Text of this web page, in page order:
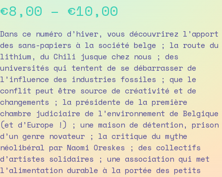
€8,00 – €10,00
range:
€8,00
through
€10,00
Dans ce numéro d’hiver, vous découvrirez l’apport
des sans-papiers à la société belge ; la route du
lithium, du Chili jusque chez nous ; des
universités qui tentent de se débarrasser de
l’influence des industries fossiles ; que le
conflit peut être source de créativité et de
changements ; la présidente de la première
chambre judiciaire de l’environnement de Belgique
(et d’Europe !) ; une maison de détention, prison
d’un genre novateur ; la critique du mythe
néolibéral par Naomi Oreskes ; des collectifs
d’artistes solidaires ; une association qui met
l’alimentation durable à la portée des petits